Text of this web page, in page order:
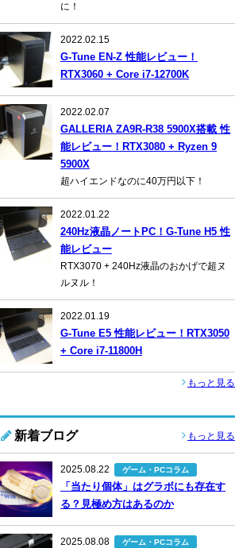
に！
2022.02.15
G-Tune EN-Z 性能レビュー！
RTX3060 + Core i7-12700K
2022.02.07
GALLERIA ZA9R-R38 5900X搭載 性
能レビュー！RTX3080 + Ryzen 9
5900X
超ハイエンドなのに40万円以下！
2022.01.22
240Hz液晶ノートPC！G-Tune H5 性
能レビュー
RTX3070 + 240Hz液晶のおかげで超ヌ
ルヌル！
2022.01.19
G-Tune E5 性能レビュー！RTX3050
+ Core i7-11800H
もっと見る
新着ブログ もっと見る
2025.08.22 ゲーム・PCコラム
「当たり個体」はグラボにも存在す
る？見極め方はあるのか
2025.08.08 ゲーム・PCコラム